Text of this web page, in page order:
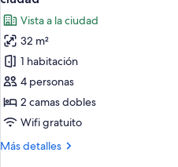
las
fotos
de
Habitación
doble
estándar,
2
dobles,
Vista a la ciudad
32 m²
1 habitación
4 personas
2 camas dobles
Wifi gratuito
Más detalles
Más